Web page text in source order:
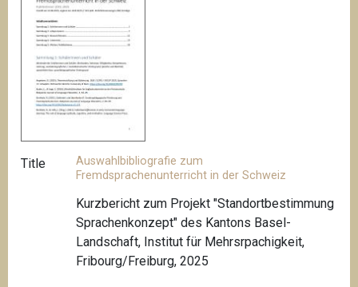
Title
Auswahlbibliografie zum
Fremdsprachenunterricht in der Schweiz
Kurzbericht zum Projekt "Standortbestimmung
Sprachenkonzept" des Kantons Basel-
Landschaft, Institut für Mehrsrpachigkeit,
Fribourg/Freiburg, 2025